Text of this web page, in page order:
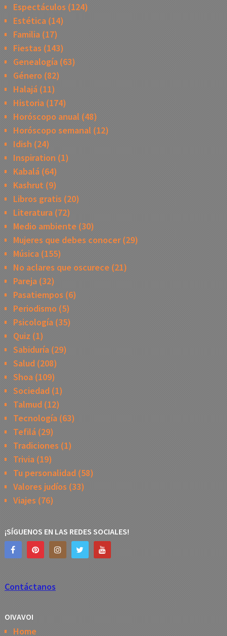
Espectáculos (124)
Estética(14)
Familia(17)
Fiestas (143)
Genealogía(63)
Género (82)
Halajá(11)
Historia(174)
Horóscopo anual (48)
Horóscopo semanal (12)
Idish (24)
Inspiration (1)
Kabalá(64)
Kashrut (9)
Libros gratis (20)
Literatura(72)
Medio ambiente (30)
Mujeres que debes conocer(29)
Música(155)
No aclares que oscurece (21)
Pareja(32)
Pasatiempos (6)
Periodismo (5)
Psicología(35)
Quiz (1)
Sabiduría(29)
Salud (208)
Shoa(109)
Sociedad(1)
Talmud(12)
Tecnología(63)
Tefilá(29)
Tradiciones (1)
Trivia(19)
Tu personalidad(58)
Valores judíos (33)
Viajes (76)
¡SÍGUENOS EN LAS REDES SOCIALES!
Contáctanos
OIVAVOI
Home